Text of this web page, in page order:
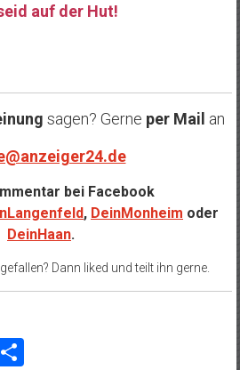
auf der Hut!
sagen? Gerne per Mail an
bei Facebook
, DeinMonheim oder
DeinHaan.
Dann liked und teilt ihn gerne.
Teilen